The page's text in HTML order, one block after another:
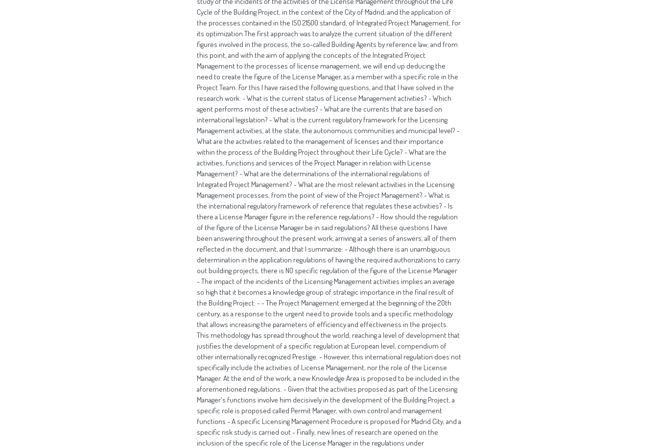
Cycle of the Building Project, in the context of the City of Madrid, and the application of
the processes contained in the ISO 21500 standard, of Integrated Project Management, for
its optimization The first approach was to analyze the current situation of the different
figures involved in the process, the so-called Building Agents by reference law, and from
this point, and with the aim of applying the concepts of the Integrated Project
Management to the processes of license management, we will end up deducing the
need to create the figure of the License Manager, as a member with a specific role in the
Project Team. For this I have raised the following questions, and that I have solved in the
research work: - What is the current status of License Management activities? - Which
agent performs most of these activities? - What are the currents that are based on
international legislation? - What is the current regulatory framework for the Licensing
Management activities, at the state, the autonomous communities and municipal level? -
What are the activities related to the management of licenses and their importance
within the process of the Building Project throughout their Life Cycle? - What are the
activities, functions and services of the Project Manager in relation with License
Management? - What are the determinations of the international regulations of
Integrated Project Management? - What are the most relevant activities in the Licensing
Management processes, from the point of view of the Project Management? - What is
the international regulatory framework of reference that regulates these activities? - Is
there a License Manager figure in the reference regulations? - How should the regulation
of the figure of the License Manager be in said regulations? All these questions I have
been answering throughout the present work, arriving at a series of answers, all of them
reflected in the document, and that I summarize: - Although there is an unambiguous
determination in the application regulations of having the required authorizations to carry
out building projects, there is NO specific regulation of the figure of the License Manager
- The impact of the incidents of the Licensing Management activities implies an average
so high that it becomes a knowledge group of strategic importance in the final result of
the Building Project. - - The Project Management emerged at the beginning of the 20th
century, as a response to the urgent need to provide tools and a specific methodology
that allows increasing the parameters of efficiency and effectiveness in the projects.
This methodology has spread throughout the world, reaching a level of development that
justifies the development of a specific regulation at European level, compendium of
other internationally recognized Prestige. - However, this international regulation does not
specifically include the activities of License Management, nor the role of the License
Manager. At the end of the work, a new Knowledge Area is proposed to be included in the
aforementioned regulations. - Given that the activities proposed as part of the Licensing
Manager's functions involve him decisively in the development of the Building Project, a
specific role is proposed called Permit Manager, with own control and management
functions - A specific Licensing Management Procedure is proposed for Madrid City, and a
specific risk study is carried out - Finally, new lines of research are opened on the
inclusion of the specific role of the License Manager in the regulations under